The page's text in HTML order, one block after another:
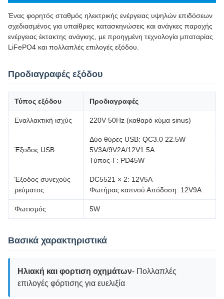
Ένας φορητός σταθμός ηλεκτρικής ενέργειας υψηλών επιδόσεων
σχεδιασμένος για υπαίθριες κατασκηνώσεις και ανάγκες παροχής
ενέργειας έκτακτης ανάγκης, με προηγμένη τεχνολογία μπαταρίας
LiFePO4 και πολλαπλές επιλογές εξόδου.
Προδιαγραφές εξόδου
Τύπος εξόδου Προδιαγραφές
Εναλλακτική ισχύς 220V 50Hz (καθαρό κύμα sinus)
Έξοδος USB
Δύο θύρες USB: QC3.0 22.5W
5V3A/9V2A/12V1.5A
Τύπος-Γ: PD45W
Έξοδος συνεχούς
ρεύματος
DC5521 × 2: 12V5A
Φωτήρας καπνού Απόδοση: 12V9A
Φωτισμός 5W
Βασικά χαρακτηριστικά
Ηλιακή και φορτιση οχημάτων- Πολλαπλές
επιλογές φόρτισης για ευελιξία